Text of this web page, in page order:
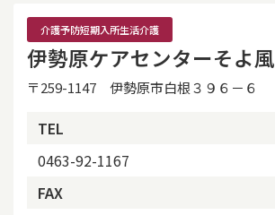
介護予防短期入所生活介護
伊勢原ケアセンターそよ風
〒259-1147 伊勢原市白根３９６－６
TEL
0463-92-1167
FAX